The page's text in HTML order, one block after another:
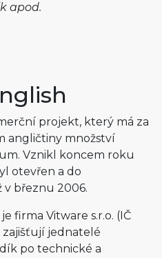
apod.
projekt, který má za
angličtiny množství
Vznikl koncem roku
otevřen a do
v březnu 2006.
firma Vitware s.r.o. (IČ
zajišťují jednatelé
po technické a